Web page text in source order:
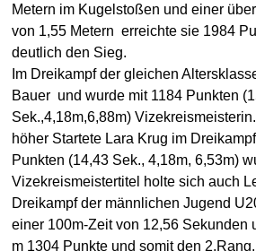
Metern im Kugelstoßen und einer
von 1,55 Metern erreichte sie 1984
deutlich den Sieg.
Im Dreikampf der gleichen
Bauer und wurde mit 1184 Punkten
Sek.,4,18m,6,88m)
höher Startete Lara Krug im
Punkten (14,43 Sek., 4,18m, 6,53m)
Vizekreismeistertitel holte sich auch
Dreikampf der männlichen Jugend
einer 100m-Zeit von 12,56 Sekunden
m 1304 Punkte und somit den 2.Rang.